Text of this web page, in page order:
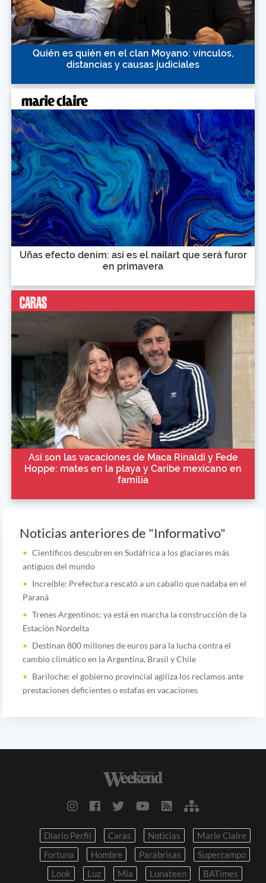
Quién es quién en el clan Moyano: vínculos,
distancias y causas judiciales
Uñas efecto denim: así es el nailart que será furor
en primavera
Así son las vacaciones de Maca Rinaldi y Fede
Hoppe: mates en la playa y Caribe mexicano en
familia
Noticias anteriores de "Informativo"
Científicos descubren en Sudáfrica a los glaciares más
antiguos del mundo
Increíble: Prefectura rescató a un caballo que nadaba en el
Paraná
Trenes Argentinos: ya está en marcha la construcción de la
Estación Nordelta
Destinan 800 millones de euros para la lucha contra el
cambio climático en la Argentina, Brasil y Chile
Bariloche: el gobierno provincial agiliza los reclamos ante
prestaciones deficientes o estafas en vacaciones
Diario Perfil Caras Noticias
Marie Claire
Fortuna
Hombre Parabrisas
Supercampo
Look
Luz Mia Lunateen BATimes